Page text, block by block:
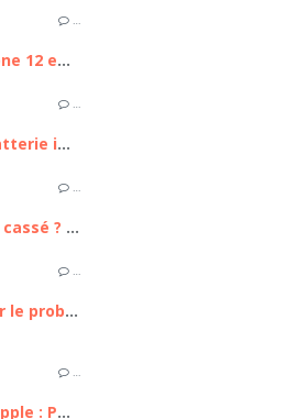
…
Acheter un iPhone 12 en 2026 : est ce toujours une bonne affaire ?
…
Remplacer la batterie iPhone 11 : Guide Complet pour Retrouver l'autonomie de votre appareil
…
Écran iPhone 16 cassé ? Comment le remplacer sans passer par un professionnel
…
Comment régler le problème de scintillement d'écran sur le Galaxy A54 ?
…
L'Écosystème Apple : Pourquoi reste-t-il le maître incontesté de l'intégration technologique ?